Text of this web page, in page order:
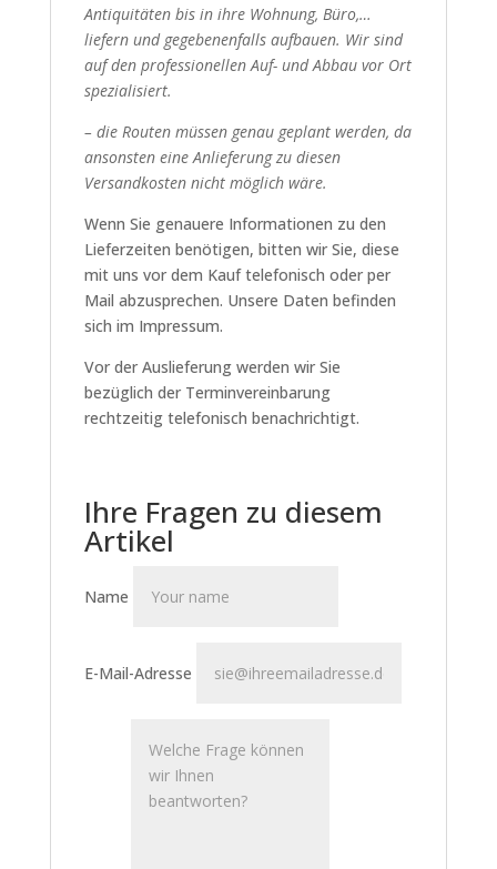
Antiquitäten bis in ihre Wohnung, Büro,…
liefern und gegebenenfalls aufbauen. Wir sind
auf den professionellen Auf- und Abbau vor Ort
spezialisiert.
– die Routen müssen genau geplant werden, da
ansonsten eine Anlieferung zu diesen
Versandkosten nicht möglich wäre.
Wenn Sie genauere Informationen zu den
Lieferzeiten benötigen, bitten wir Sie, diese
mit uns vor dem Kauf telefonisch oder per
Mail abzusprechen. Unsere Daten befinden
sich im Impressum.
Vor der Auslieferung werden wir Sie
bezüglich der Terminvereinbarung
rechtzeitig telefonisch benachrichtigt.
Ihre Fragen zu diesem
Artikel
Name
E-Mail-Adresse